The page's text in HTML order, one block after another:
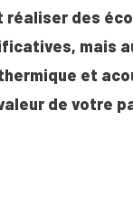
réaliser des
mais
et
de votre